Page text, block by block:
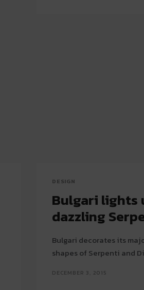
DESIGN
Bulgari lights
dazzling
Bulgari decorates its
shapes of Serpenti and
DECEMBER 3, 2015